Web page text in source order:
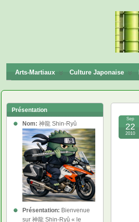
Ryū
Arts-Martiaux Culture Japonaise
Sep
22
2010
Présentation
Nom: 神龍 Shin-Ryû
Présentation: Bienvenue
sur 神龍 Shin-Ryû « le